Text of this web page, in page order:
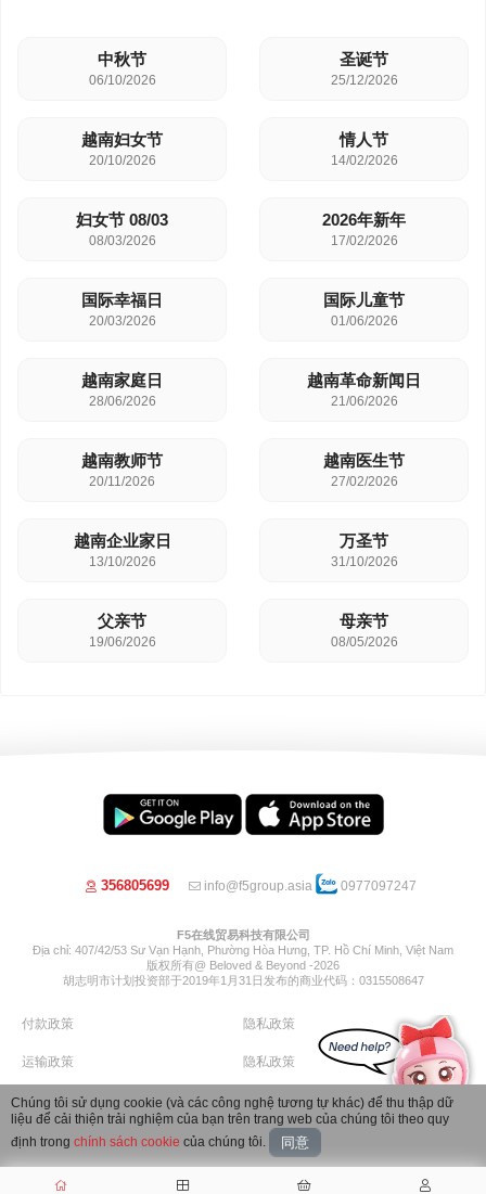
中秋节
06/10/2026
圣诞节
25/12/2026
越南妇女节
20/10/2026
情人节
14/02/2026
妇女节 08/03
08/03/2026
2026年新年
17/02/2026
国际幸福日
20/03/2026
国际儿童节
01/06/2026
越南家庭日
28/06/2026
越南革命新闻日
21/06/2026
越南教师节
20/11/2026
越南医生节
27/02/2026
越南企业家日
13/10/2026
万圣节
31/10/2026
父亲节
19/06/2026
母亲节
08/05/2026
356805699 info@f5group.asia 0977097247
F5在线贸易科技有限公司
Địa chỉ: 407/42/53 Sư Vạn Hạnh, Phường Hòa Hưng, TP. Hồ Chí Minh, Việt Nam
版权所有@ Beloved & Beyond -2026
胡志明市计划投资部于2019年1月31日发布的商业代码：0315508647
付款政策 隐私政策
运输政策 隐私政策
退货政策 退款政策
Image by Freepik
Chúng tôi sử dụng cookie (và các công nghệ tương tự khác) để thu thập dữ
liệu để cải thiện trải nghiệm của bạn trên trang web của chúng tôi theo quy
định trong chính sách cookie của chúng tôi. 同意